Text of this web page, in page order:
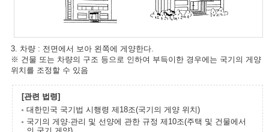
3. 차량 : 전면에서 보아 왼쪽에 게양한다.
※ 건물 또는 차량의 구조 등으로 인하여 부득이한 경우에는 국기의 게양
위치를 조정할 수 있음
[관련 법령]
대한민국 국기법 시행령 제18조(국기의 게양 위치)
국기의 게양·관리 및 선양에 관한 규정 제10조(주택 및 건물에서